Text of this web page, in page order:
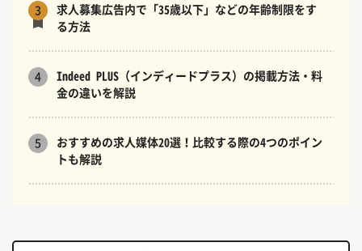
3
求人募集広告内で「35歳以下」などの年齢制限をす
る方法
4
Indeed PLUS（インディードプラス）の掲載方法・料
金の違いを解説
5
おすすめの求人媒体20選！比較する際の4つのポイン
トも解説